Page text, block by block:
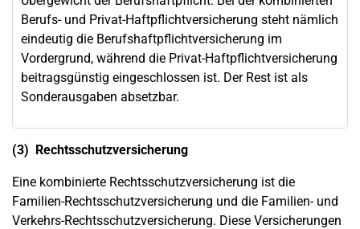
Berufs- und Privat-Haftpflichtversicherung steht nämlich
eindeutig die Berufshaftpflichtversicherung im
Vordergrund, während die Privat-Haftpflichtversicherung
beitragsgünstig eingeschlossen ist. Der Rest ist als
Sonderausgaben absetzbar.
(3) Rechtsschutzversicherung
Eine kombinierte Rechtsschutzversicherung ist die
Familien-Rechtsschutzversicherung und die Familien- und
Verkehrs-Rechtsschutzversicherung. Diese Versicherungen